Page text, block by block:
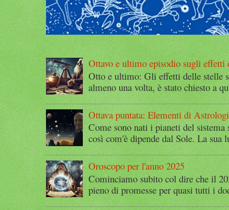
Ottavo e ultimo episodio sugli effetti
Otto e ultimo: Gli effetti delle stelle
almeno una volta, è stato chiesto a
Ottava puntata: Elementi di
Come sono nati i pianeti del
così com'è dipende dal Sole. La sua
Oroscopo per l'anno 2025
Cominciamo subito col dire che il
pieno di promesse per quasi tutti i